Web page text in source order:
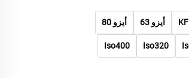
أيزو 63 أيزو 80
Iso320
Iso400